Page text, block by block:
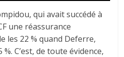
qui avait succédé à
une réassurance
les 22 % quand Deferre,
C’est, de toute évidence,